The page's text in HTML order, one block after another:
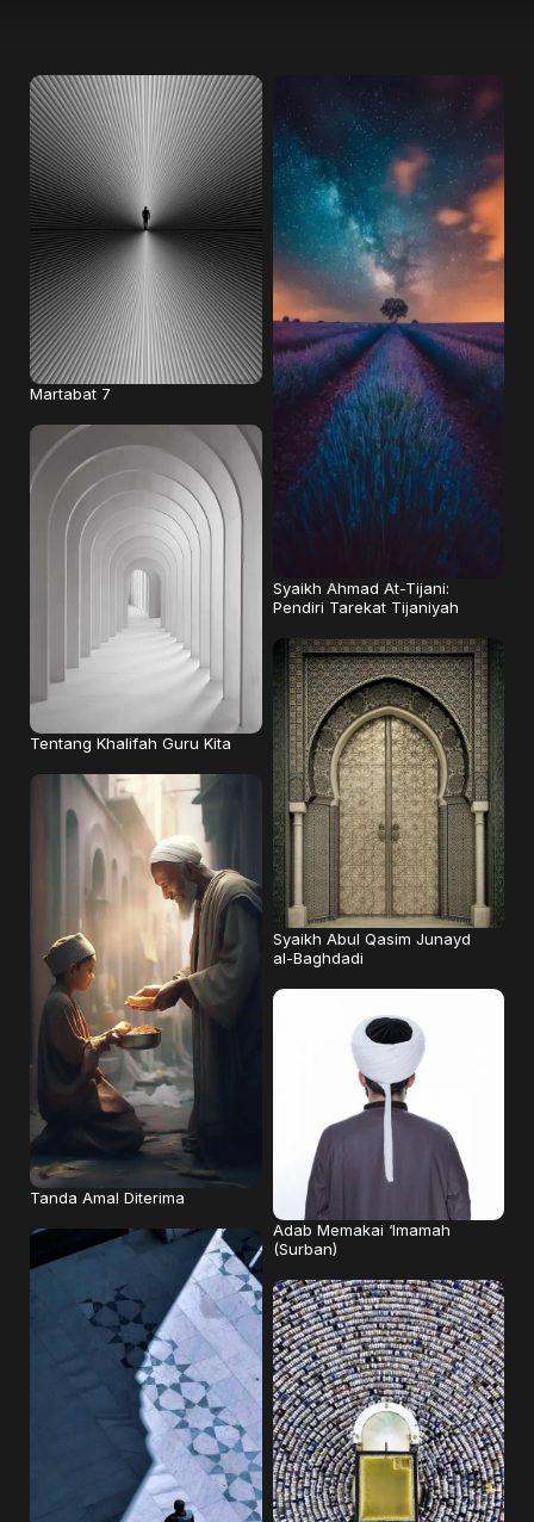
Martabat 7
Syaikh Ahmad At-Tijani:
Pendiri Tarekat Tijaniyah
Tentang Khalifah Guru Kita
Syaikh Abul Qasim Junayd
al-Baghdadi
Tanda Amal Diterima
Adab Memakai ‘Imamah
(Surban)